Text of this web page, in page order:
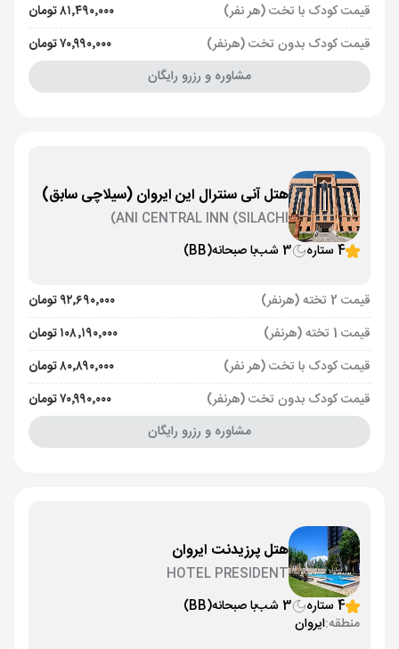
قیمت کودک با تخت (هر نفر)
۸۱٬۴۹۰٬۰۰۰ تومان
قیمت کودک بدون تخت (هرنفر)
۷۰٬۹۹۰٬۰۰۰ تومان
مشاوره و رزرو رایگان
هتل آنی سنترال این ایروان (سیلاچی سابق)
ANI CENTRAL INN (SILACHI)
4 ستاره
3 شب با صبحانه(BB)
قیمت 2 تخته (هرنفر)
۹۲٬۶۹۰٬۰۰۰ تومان
قیمت 1 تخته (هرنفر)
۱۰۸٬۱۹۰٬۰۰۰ تومان
قیمت کودک با تخت (هر نفر)
۸۰٬۸۹۰٬۰۰۰ تومان
قیمت کودک بدون تخت (هرنفر)
۷۰٬۹۹۰٬۰۰۰ تومان
مشاوره و رزرو رایگان
هتل پرزیدنت ایروان
HOTEL PRESIDENT
4 ستاره
3 شب با صبحانه(BB)
منطقه:ایروان